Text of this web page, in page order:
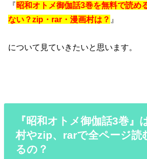
『昭和オトメ御伽話3巻を無料で読め
ない？zip・rar・漫画村は？ 』
について見ていきたいと思います。
『昭和オトメ御伽話3巻』
村やzip、rarで全ページ読
るの？